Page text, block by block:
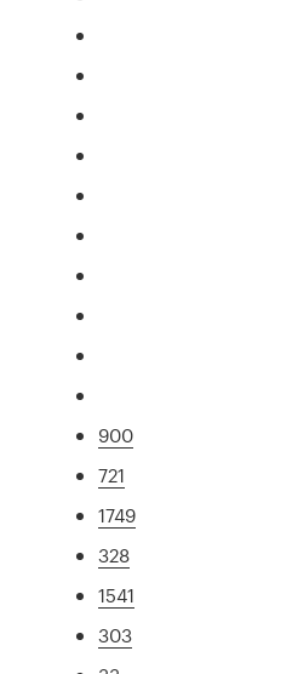
900
721
1749
328
1541
303